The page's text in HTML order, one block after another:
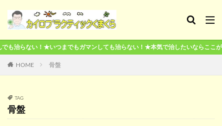
らここが終点です！
HOME 骨盤
TAG
骨盤